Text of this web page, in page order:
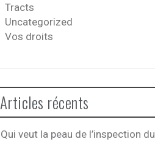
Tracts
Uncategorized
Vos droits
Articles récents
Qui veut la peau de l’inspection du